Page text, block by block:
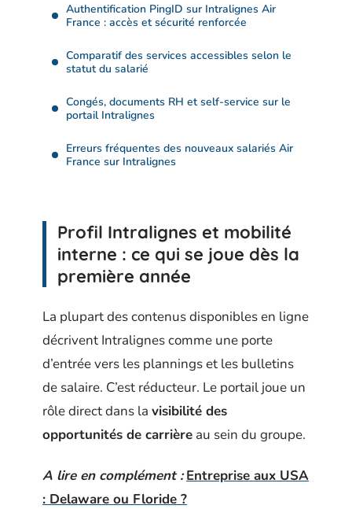
Authentification PingID sur Intralignes Air
France : accès et sécurité renforcée
Comparatif des services accessibles selon le
statut du salarié
Congés, documents RH et self-service sur le
portail Intralignes
Erreurs fréquentes des nouveaux salariés Air
France sur Intralignes
Profil Intralignes et mobilité
interne : ce qui se joue dès la
première année
La plupart des contenus disponibles en ligne
décrivent Intralignes comme une porte
d’entrée vers les plannings et les bulletins
de salaire. C’est réducteur. Le portail joue un
rôle direct dans la visibilité des
opportunités de carrière au sein du groupe.
A lire en complément : Entreprise aux USA
: Delaware ou Floride ?